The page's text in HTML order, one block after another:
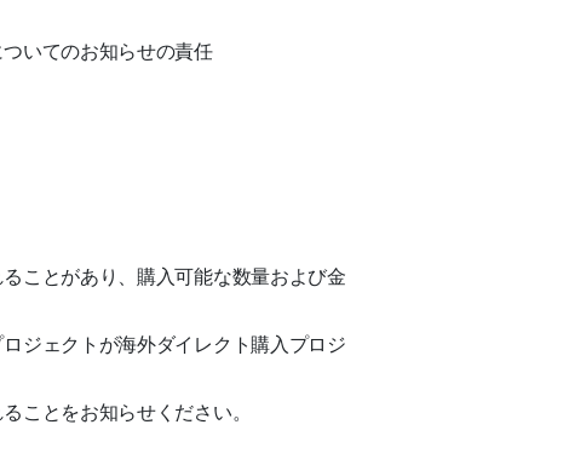
いてのお知らせの責任
ことがあり、購入可能な数量および金
ジェクトが海外ダイレクト購入プロジ
ことをお知らせください。